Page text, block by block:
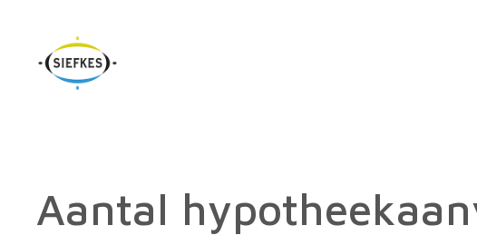
Aantal